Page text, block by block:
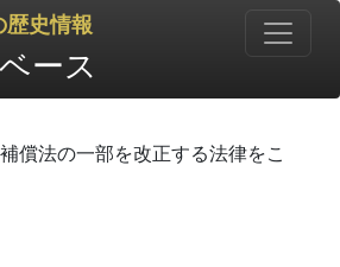
歴史情報
ース
償法の一部を改正する法律をこ